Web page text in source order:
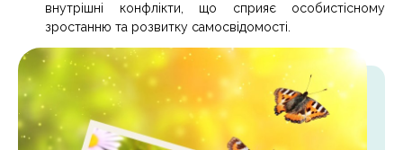
внутрішні конфлікти, що сприяє особистісному
зростанню та розвитку самосвідомості.